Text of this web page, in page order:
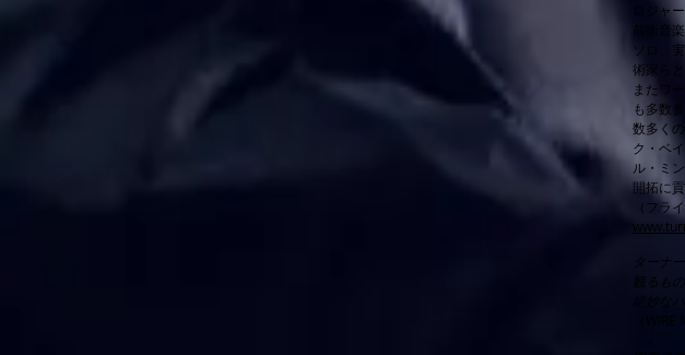
ロジャ
前衛音
ソロ、
術家ら
またワ
も多数参
数多く
ク・ベ
ル・ミ
開拓に貢
（フラ
ターナ
観るも
絶妙な
（